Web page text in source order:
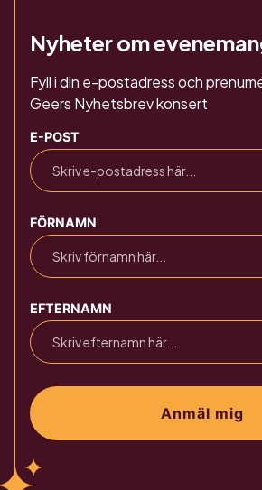
Nyheter om
Fyll i din e-postadress och
Geers Nyhetsbrev konsert
E-POST
FÖRNAMN
EFTERNAMN
Anmäl mig